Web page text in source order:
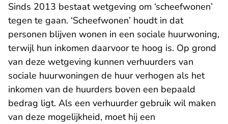
Sinds 2013 bestaat wetgeving om ‘scheefwonen’
tegen te gaan. ‘Scheefwonen’ houdt in dat
personen blijven wonen in een sociale huurwoning,
terwijl hun inkomen daarvoor te hoog is. Op grond
van deze wetgeving kunnen verhuurders van
sociale huurwoningen de huur verhogen als het
inkomen van de huurders boven een bepaald
bedrag ligt. Als een verhuurder gebruik wil maken
van deze mogelijkheid, moet hij een